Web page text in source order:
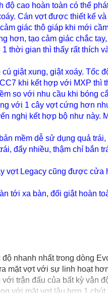
độ cao hoàn toàn có thể
Cán vợt được thiết kế
giác thô giáp khi mới
hơn, tạo cảm giác chắc
thời gian thì thấy rất thích
giật xung, giật xoáy. Tốc
khi kết hợp với MXP thì
so với nhu cầu khi bóng
với 1 cây vợt cứng hơn
nghị kết hợp bộ như này.
mềm dễ sử dụng quả
đẩy nhiều, thậm chí bắn
vợt Legacy cũng được cửa
tới xa bàn, đối giật hoàn
nhanh nhất trong dòng
mặt vợt với sự linh hoạt
trận đấu của bất kỳ vận
với mặt vợt lâu hơn 1 chút
P được chọn bởi vận động